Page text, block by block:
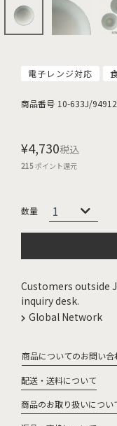
電子レンジ対応
商品番号 10-633J/94912
¥4,730税込
215ポイント還元
Customers outside
inquiry desk.
Global Network
商品についてのお問い合
配送・送料について
商品のお取り扱いについ